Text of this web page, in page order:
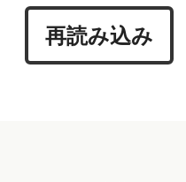
再読み込み